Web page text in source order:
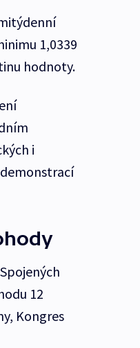
1,0339
hodnoty.
i
12
Kongres